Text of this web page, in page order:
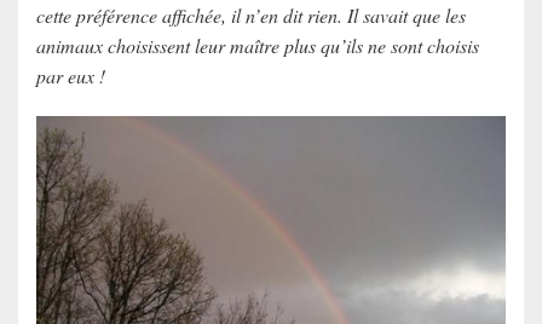
cette préférence affichée, il n’en dit rien. Il savait que les
animaux choisissent leur maître plus qu’ils ne sont choisis
par eux !